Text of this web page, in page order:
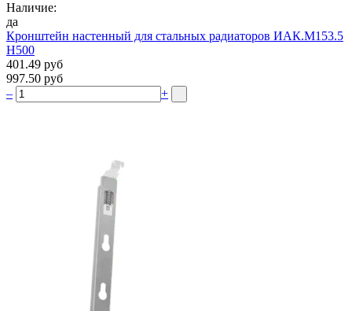
Наличие:
да
Кронштейн настенный для стальных радиаторов ИАК.М153.5
Н500
401.49 руб
997.50 руб
–
+